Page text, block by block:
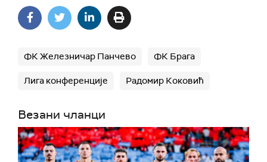
ФК Железничар Панчево ФК Брага
Лига конференције Радомир Коковић
Везани чланци